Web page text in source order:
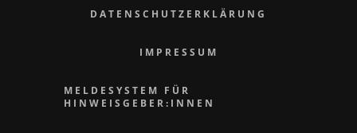
DATENSCHUTZERKLÄRUNG
IMPRESSUM
MELDESYSTEM FÜR
HINWEISGEBER:INNEN